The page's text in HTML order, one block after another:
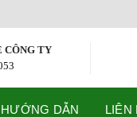
CÔNG TY
HƯỚNG DẪN LIÊN